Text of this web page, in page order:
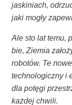
jaski­niach,
jaki mogły
Ale sto lat temu,
bie, Zie­mia
robo­tów. Te
tech­no­lo­gicz­ny i
dla potę­gi
każ­dej chwili.